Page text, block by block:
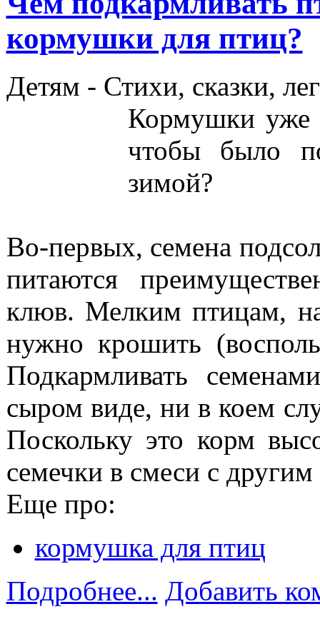
кормушки для птиц?
Детям - Стихи, сказки,
Кормушки уже
чтобы было
зимой?
Во-первых, семена
питаются
клюв. Мелким птицам,
нужно крошить
Подкармливать
сыром виде, ни в коем
Поскольку это корм
семечки в смеси с
Еще про:
кормушка для птиц
Подробнее... Добавить